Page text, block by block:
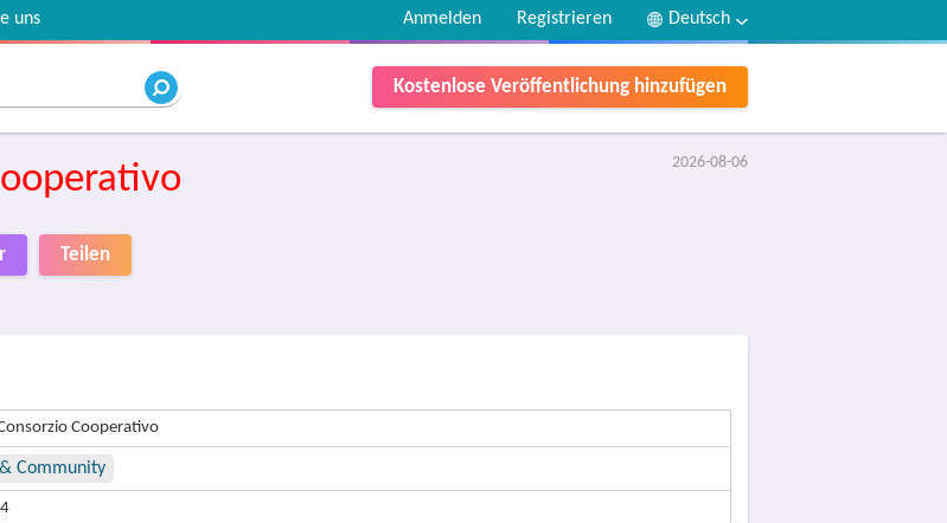
uns Deutsch
Registrieren
Anmelden
Kostenlose Veröffentlichung hinzufügen
2026-08-06
Teilen
Cooperativo
Community